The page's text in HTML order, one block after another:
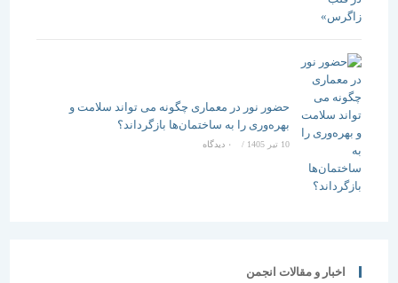
حضور نور در معماری چگونه می تواند سلامت و
بهره‌وری را به ساختمان‌ها بازگرداند؟
/ ۰ دیدگاه
اخبار و مقالات انجمن